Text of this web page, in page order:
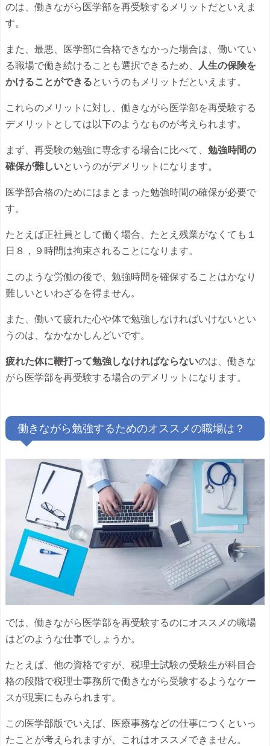
のは、働きながら医学部を再受験するメリットだといえま
す。
また、最悪、医学部に合格できなかった場合は、働いてい
る職場で働き続けることも選択できるため、
人生の保険を
かけることができるというのもメリットだといえます。
これらのメリットに対し、働きながら医学部を再受験する
デメリットとしては以下のようなものが考えられます。
まず、再受験の勉強に専念する場合に比べて、 勉強時間の
確保が難しいというのがデメリットになります。
医学部合格のためにはまとまった勉強時間の確保が必要で
す。
たとえば正社員として働く場合、たとえ残業がなくても１
日８，９時間は拘束されることになります。
このような労働の後で、勉強時間を確保することはかなり
難しいといわざるを得ません。
また、働いて疲れた心や体で勉強しなければいけないとい
うのは、なかなかしんどいです。
疲れた体に鞭打って勉強しなければならないのは、働きな
がら医学部を再受験する場合のデメリットになります。
働きながら勉強するためのオススメの職場は？
では、働きながら医学部を再受験するのにオススメの職場
はどのような仕事でしょうか。
たとえば、他の資格ですが、税理士試験の受験生が科目合
格の段階で税理士事務所で働きながら受験するようなケー
スが現実にもみられます。
この医学部版でいえば、医療事務などの仕事につくといっ
たことが考えられますが、これはオススメできません。